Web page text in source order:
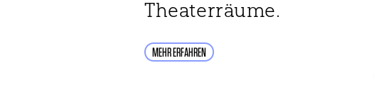
Theaterräume.
MEHR ERFAHREN